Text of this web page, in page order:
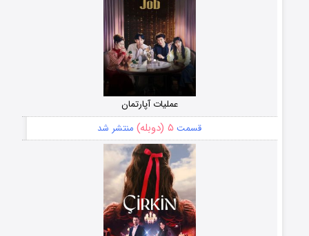
عملیات آپارتمان
قسمت ۵ (دوبله) منتشر شد